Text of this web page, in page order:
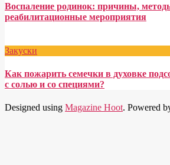
Воспаление родинок: причины,
реабилитационные мероприятия
Закуски
Как пожарить семечки в духовке
с солью и со специями?
Designed using Magazine Hoot. Powered